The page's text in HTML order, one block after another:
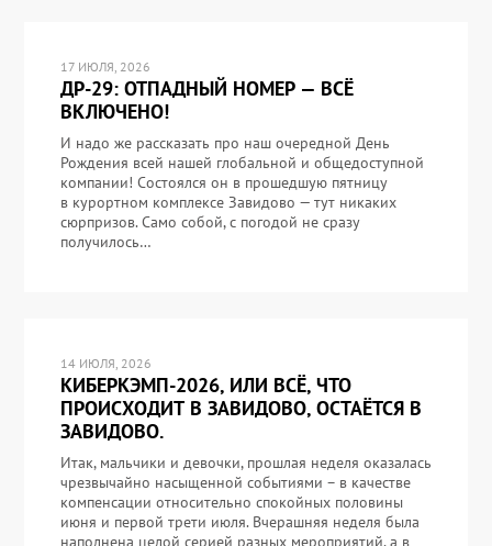
17 ИЮЛЯ, 2026
ДР-29: ОТПАДНЫЙ НОМЕР — ВСЁ
ВКЛЮЧЕНО!
И надо же рассказать про наш очередной День
Рождения всей нашей глобальной и общедоступной
компании! Состоялся он в прошедшую пятницу
в курортном комплексе Завидово — тут никаких
сюрпризов. Само собой, с погодой не сразу
получилось…
14 ИЮЛЯ, 2026
КИБЕРКЭМП-2026, ИЛИ ВСЁ, ЧТО
ПРОИСХОДИТ В ЗАВИДОВО, ОСТАЁТСЯ В
ЗАВИДОВО.
Итак, мальчики и девочки, прошлая неделя оказалась
чрезвычайно насыщенной событиями – в качестве
компенсации относительно спокойных половины
июня и первой трети июля. Вчерашняя неделя была
наполнена целой серией разных мероприятий, а в